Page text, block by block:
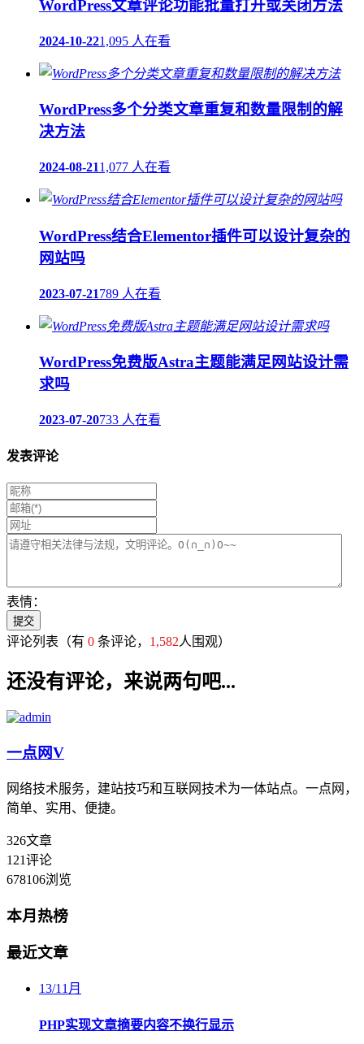
WordPress文章评论功能批量打开或关闭方法
2024-10-221,095 人在看
WordPress多个分类文章重复和数量限制的解
决方法
2024-08-211,077 人在看
WordPress结合Elementor插件可以设计复杂的
网站吗
2023-07-21789 人在看
WordPress免费版Astra主题能满足网站设计需
求吗
2023-07-20733 人在看
发表评论
表情：
评论列表 （有 0 条评论， 1,582人围观）
还没有评论，来说两句吧...
一点网V
网络技术服务，建站技巧和互联网技术为一体站点。一点网，
简单、实用、便捷。
326文章
121评论
678106浏览
本月热榜
最近文章
13/11月
PHP实现文章摘要内容不换行显示